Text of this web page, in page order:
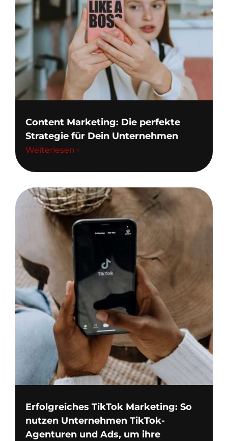
Content Marketing: Die perfekte
Strategie für Dein Unternehmen
Weiterlesen ›
Erfolgreiches TikTok Marketing: So
nutzen Unternehmen TikTok-
Agenturen und Ads, um ihre